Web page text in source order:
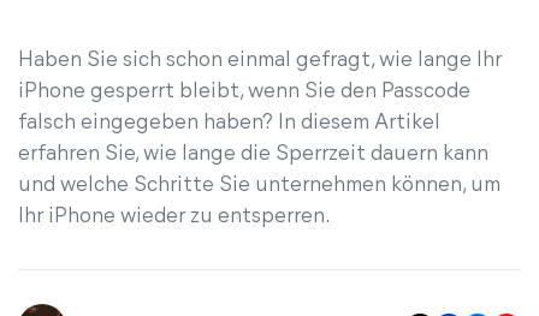
Haben Sie sich schon einmal gefragt, wie lange Ihr
iPhone gesperrt bleibt, wenn Sie den Passcode
falsch eingegeben haben? In diesem Artikel
erfahren Sie, wie lange die Sperrzeit dauern kann
und welche Schritte Sie unternehmen können, um
Ihr iPhone wieder zu entsperren.